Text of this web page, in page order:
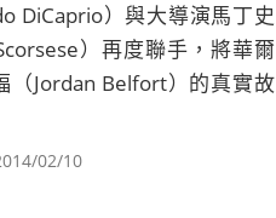
DiCaprio）與大導演馬丁史
）再度聯手，將華爾
（Jordan Belfort）的真實故
暴富的股票經紀人，如何迅
02/10